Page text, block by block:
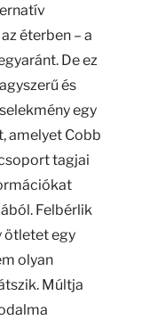
éterben – a
De ez
és
egy
amelyet Cobb
tagjai
Felbérlik
ötletet egy
olyan
Múltja